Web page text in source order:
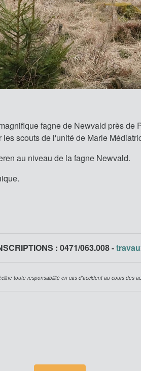
fagne de Newvald près de
scouts de l'unité de Marie
au niveau de la fagne Newvald.
: 0471/063.008 -
toute responsabilité en cas d'accident au cours des